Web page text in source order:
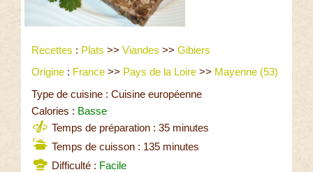
Recettes : Plats >> Viandes >> Gibiers
Origine : France >> Pays de la Loire >> Mayenne (53)
Type de cuisine : Cuisine européenne
Calories : Basse
Temps de préparation : 35 minutes
Temps de cuisson : 135 minutes
Difficulté : Facile